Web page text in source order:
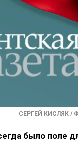
СЕРГЕЙ КИСЛЯК /
было поле